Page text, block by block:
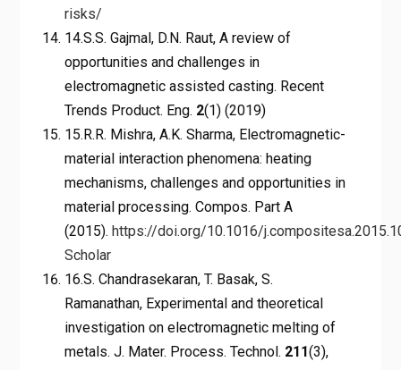
risks/
14.S.S. Gajmal, D.N. Raut, A review of
opportunities and challenges in
electromagnetic assisted casting. Recent
Trends Product. Eng. 2(1) (2019)
15.R.R. Mishra, A.K. Sharma, Electromagnetic-
material interaction phenomena: heating
mechanisms, challenges and opportunities in
material processing. Compos. Part A
(2015). https://doi.org/10.1016/
Scholar
16.S. Chandrasekaran, T. Basak, S.
Ramanathan, Experimental and theoretical
investigation on electromagnetic melting of
metals. J. Mater. Process. Technol. 211(3),